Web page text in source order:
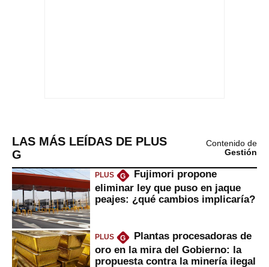
LAS MÁS LEÍDAS DE PLUS
G
Contenido de
Gestión
PLUS G
Fujimori propone
eliminar ley que puso en jaque
peajes: ¿qué cambios implicaría?
PLUS G
Plantas procesadoras de
oro en la mira del Gobierno: la
propuesta contra la minería ilegal